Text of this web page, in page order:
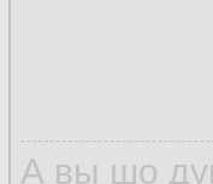
А вы шо